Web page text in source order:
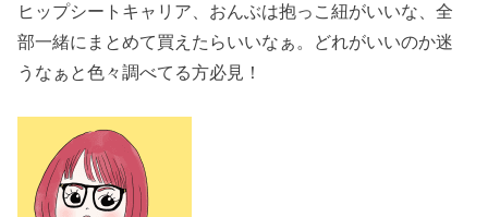
ヒップシートキャリア、おんぶは抱っこ紐がいいな、全
部一緒にまとめて買えたらいいなぁ。どれがいいのか迷
うなぁと色々調べてる方必見！